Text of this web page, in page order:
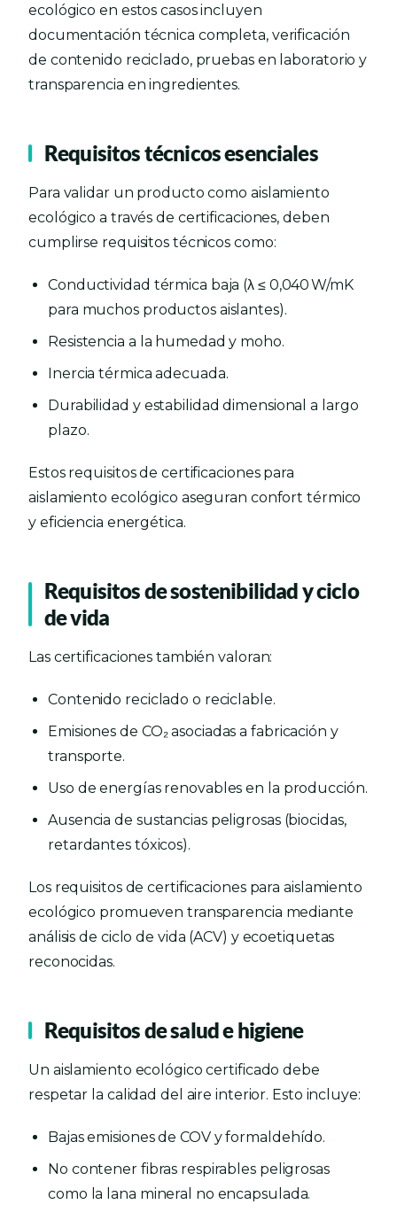
ecológico en estos casos incluyen
documentación técnica completa, verificación
de contenido reciclado, pruebas en laboratorio y
transparencia en ingredientes.
Requisitos técnicos esenciales
Para validar un producto como aislamiento
ecológico a través de certificaciones, deben
cumplirse requisitos técnicos como:
Conductividad térmica baja (λ ≤ 0,040 W/mK
para muchos productos aislantes).
Resistencia a la humedad y moho.
Inercia térmica adecuada.
Durabilidad y estabilidad dimensional a largo
plazo.
Estos requisitos de certificaciones para
aislamiento ecológico aseguran confort térmico
y eficiencia energética.
Requisitos de sostenibilidad y ciclo
de vida
Las certificaciones también valoran:
Contenido reciclado o reciclable.
Emisiones de CO₂ asociadas a fabricación y
transporte.
Uso de energías renovables en la producción.
Ausencia de sustancias peligrosas (biocidas,
retardantes tóxicos).
Los requisitos de certificaciones para aislamiento
ecológico promueven transparencia mediante
análisis de ciclo de vida (ACV) y ecoetiquetas
reconocidas.
Requisitos de salud e higiene
Un aislamiento ecológico certificado debe
respetar la calidad del aire interior. Esto incluye:
Bajas emisiones de COV y formaldehído.
No contener fibras respirables peligrosas
como la lana mineral no encapsulada.